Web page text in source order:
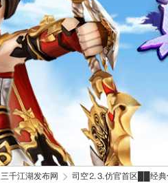
三千江湖发布网 司空⒉⒊仿官首区██经典